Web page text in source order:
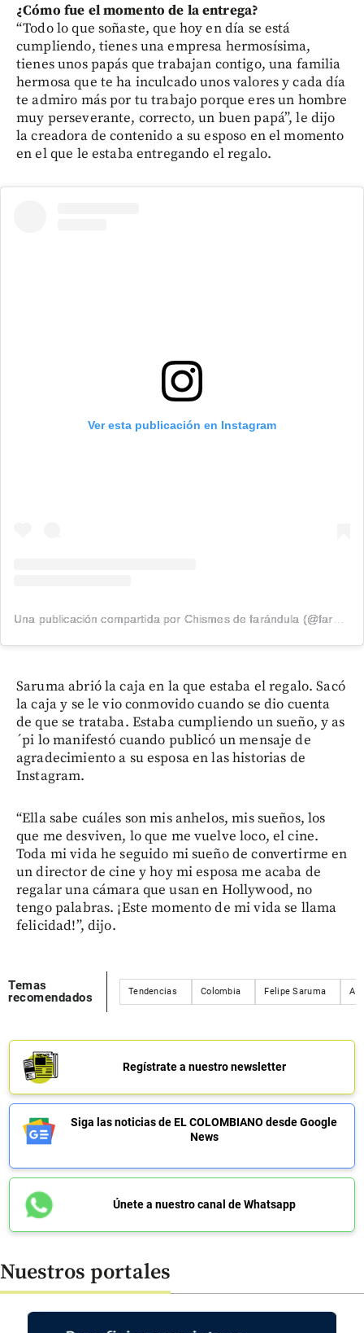
¿Cómo fue el momento de la entrega?
“Todo lo que soñaste, que hoy en día se está
cumpliendo, tienes una empresa hermosísima,
tienes unos papás que trabajan contigo, una familia
hermosa que te ha inculcado unos valores y cada día
te admiro más por tu trabajo porque eres un hombre
muy perseverante, correcto, un buen papá”, le dijo
la creadora de contenido a su esposo en el momento
en el que le estaba entregando el regalo.
Ver esta publicación en Instagram
Saruma abrió la caja en la que estaba el regalo. Sacó
la caja y se le vio conmovido cuando se dio cuenta
de que se trataba. Estaba cumpliendo un sueño, y as
´pi lo manifestó cuando publicó un mensaje de
agradecimiento a su esposa en las historias de
Instagram.
“Ella sabe cuáles son mis anhelos, mis sueños, los
que me desviven, lo que me vuelve loco, el cine.
Toda mi vida he seguido mi sueño de convertirme en
un director de cine y hoy mi esposa me acaba de
regalar una cámara que usan en Hollywood, no
tengo palabras. ¡Este momento de mi vida se llama
felicidad!”, dijo.
Temas
recomendados
Tendencias Colombia Felipe Saruma
Regístrate a nuestro newsletter
Siga las noticias de EL COLOMBIANO desde Google
News
Únete a nuestro canal de Whatsapp
Nuestros portales